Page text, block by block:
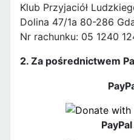
Klub Przyjaciół
Dolina 47/1a 80-286
Nr rachunku: 05 1240
2. Za pośrednictwem